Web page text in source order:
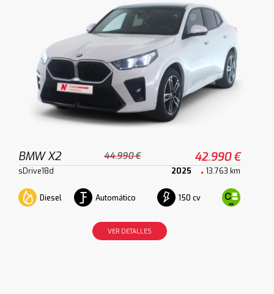
BMW X2 44.990 € 42.990 €
sDrive18d 2025 13.763 km
Diesel Automático 150 cv
VER DETALLES